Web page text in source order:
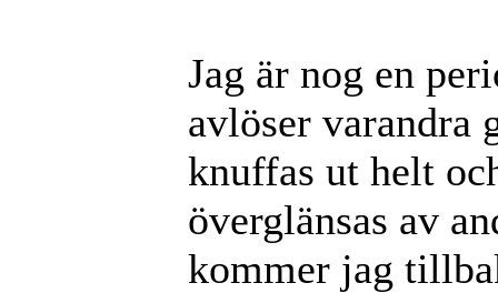
Jag är nog en
avlöser varandra
knuffas ut helt
överglänsas av
kommer jag